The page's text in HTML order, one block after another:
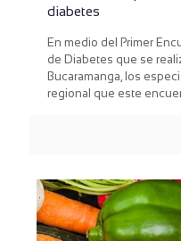
diabetes
En medio del Primer
de Diabetes que se
Bucaramanga, los
regional que este